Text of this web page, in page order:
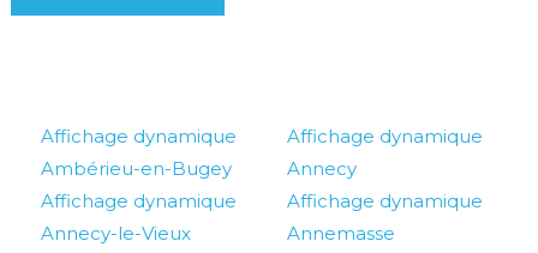
Affichage dynamique
Ambérieu-en-Bugey
Affichage dynamique
Annecy
Affichage dynamique
Annecy-le-Vieux
Affichage dynamique
Annemasse